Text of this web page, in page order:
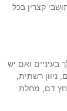
קצרין בכל
ואם יש
ניוון רשתית,
דם, מחלת